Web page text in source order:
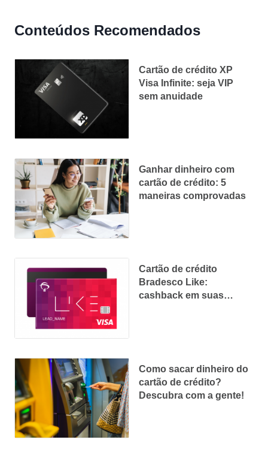
Conteúdos Recomendados
Cartão de crédito XP
Visa Infinite: seja VIP
sem anuidade
Ganhar dinheiro com
cartão de crédito: 5
maneiras comprovadas
Cartão de crédito
Bradesco Like:
cashback em suas
Como sacar dinheiro do
cartão de crédito?
Descubra com a gente!